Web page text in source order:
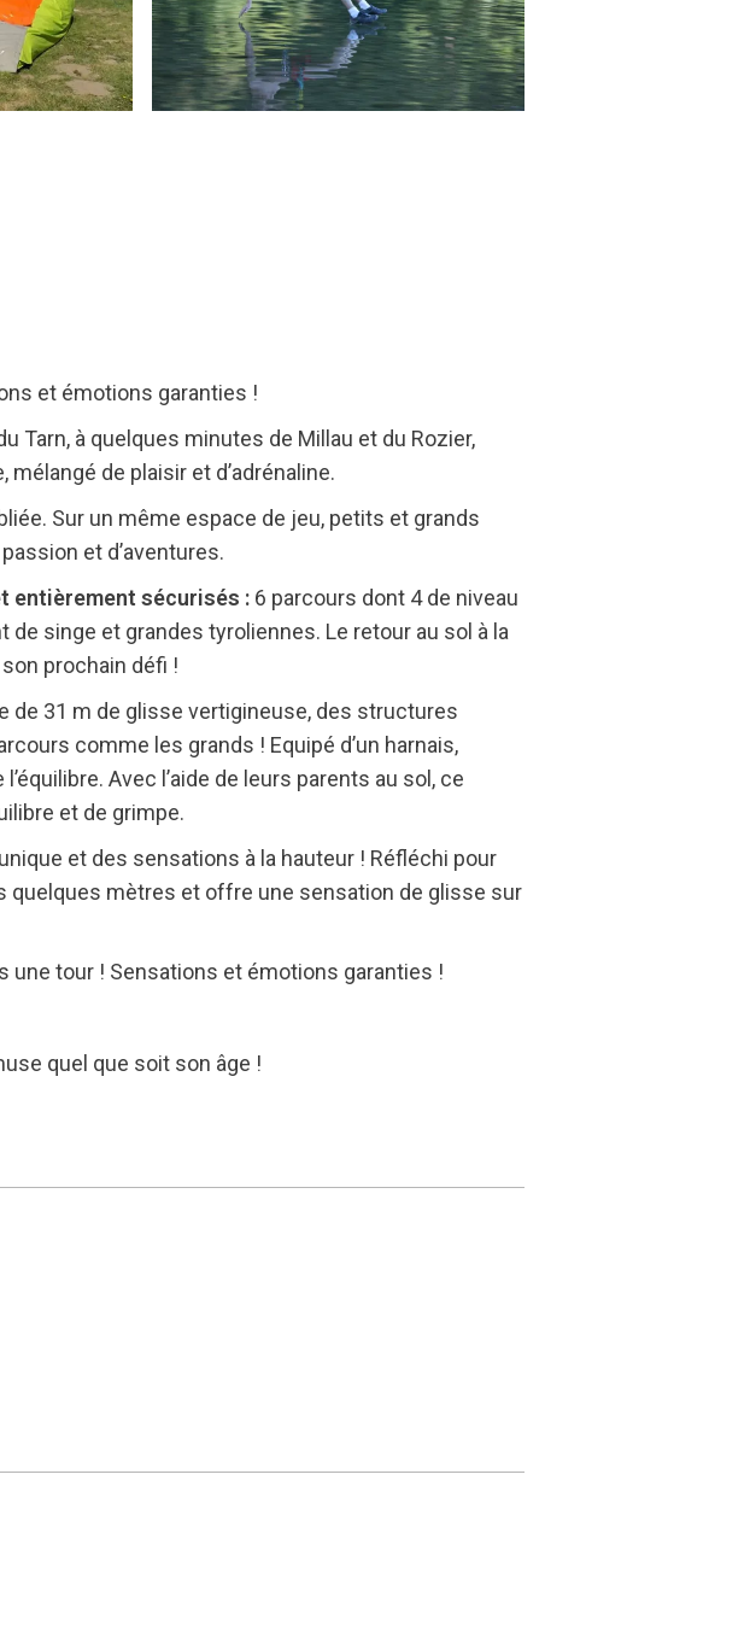
et émotions garanties !
Tarn, à quelques minutes de Millau et du Rozier,
mélangé de plaisir et d’adrénaline.
Sur un même espace de jeu, petits et grands
et d’aventures.
entièrement sécurisés : 6 parcours dont 4 de niveau
singe et grandes tyroliennes. Le retour au sol à la
prochain défi !
de 31 m de glisse vertigineuse, des structures
comme les grands ! Equipé d’un harnais,
Avec l’aide de leurs parents au sol, ce
et de grimpe.
et des sensations à la hauteur ! Réfléchi pour
quelques mètres et offre une sensation de glisse sur
tour ! Sensations et émotions garanties !
quel que soit son âge !